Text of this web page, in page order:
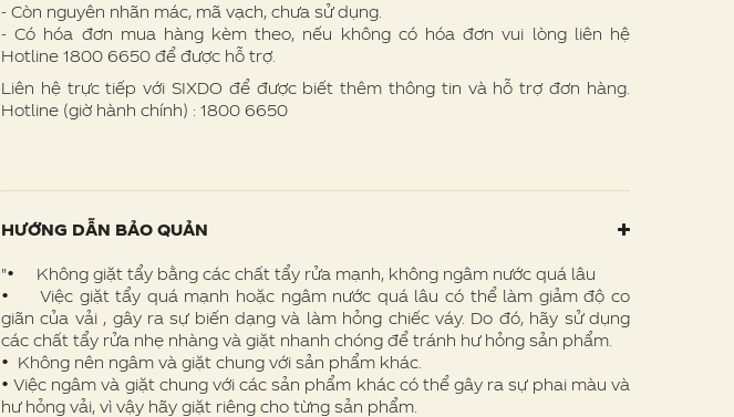
- Còn nguyên nhãn mác, mã vạch, chưa sử dụng.
- Có hóa đơn mua hàng kèm theo, nếu không có hóa đơn vui lòng liên hệ
Hotline 1800 6650 để được hỗ trợ.
Liên hệ trực tiếp với SIXDO để được biết thêm thông tin và hỗ trợ đơn hàng.
Hotline (giờ hành chính) : 1800 6650
HƯỚNG DẪN BẢO QUẢN
"• Không giặt tẩy bằng các chất tẩy rửa mạnh, không ngâm nước quá lâu
• Việc giặt tẩy quá mạnh hoặc ngâm nước quá lâu có thể làm giảm độ co
giãn của vải , gây ra sự biến dạng và làm hỏng chiếc váy. Do đó, hãy sử dụng
các chất tẩy rửa nhẹ nhàng và giặt nhanh chóng để tránh hư hỏng sản phẩm.
• Không nên ngâm và giặt chung với sản phẩm khác.
• Việc ngâm và giặt chung với các sản phẩm khác có thể gây ra sự phai màu và
hư hỏng vải, vì vậy hãy giặt riêng cho từng sản phẩm.